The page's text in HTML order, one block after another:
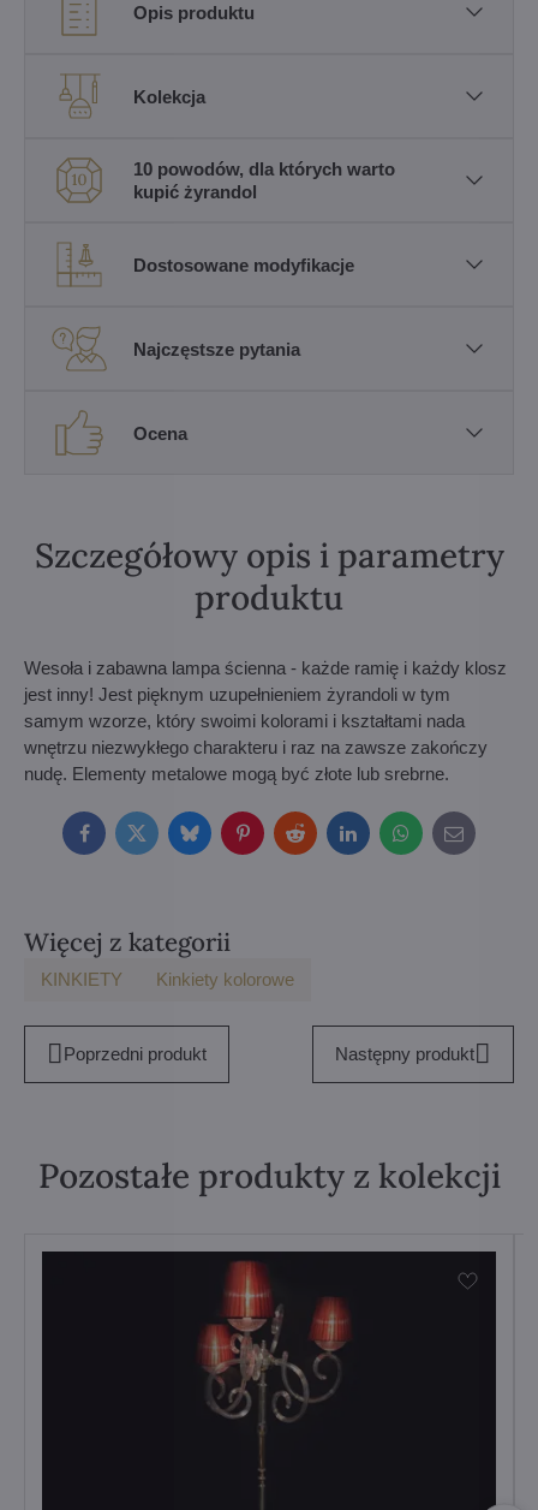
Opis produktu
Kolekcja
10 powodów, dla których warto
kupić żyrandol
Dostosowane modyfikacje
Najczęstsze pytania
Ocena
Szczegółowy opis i parametry
produktu
Wesoła i zabawna lampa ścienna - każde ramię i każdy klosz
jest inny! Jest pięknym uzupełnieniem żyrandoli w tym
samym wzorze, który swoimi kolorami i kształtami nada
wnętrzu niezwykłego charakteru i raz na zawsze zakończy
nudę. Elementy metalowe mogą być złote lub srebrne.
FacebookTwitterBlueskyPinterestRedditLinkedInWhatsApp
E-
mail
Więcej z kategorii
KINKIETY Kinkiety kolorowe
Poprzedni produkt Następny produkt
Pozostałe produkty z kolekcji